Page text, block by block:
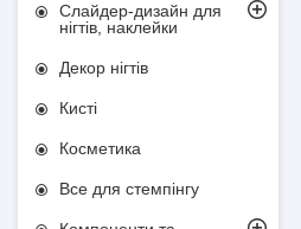
Слайдер-дизайн для
нігтів, наклейки
Декор нігтів
Кисті
Косметика
Все для стемпінгу